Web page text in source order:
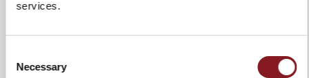
services.
Selection
Necessary